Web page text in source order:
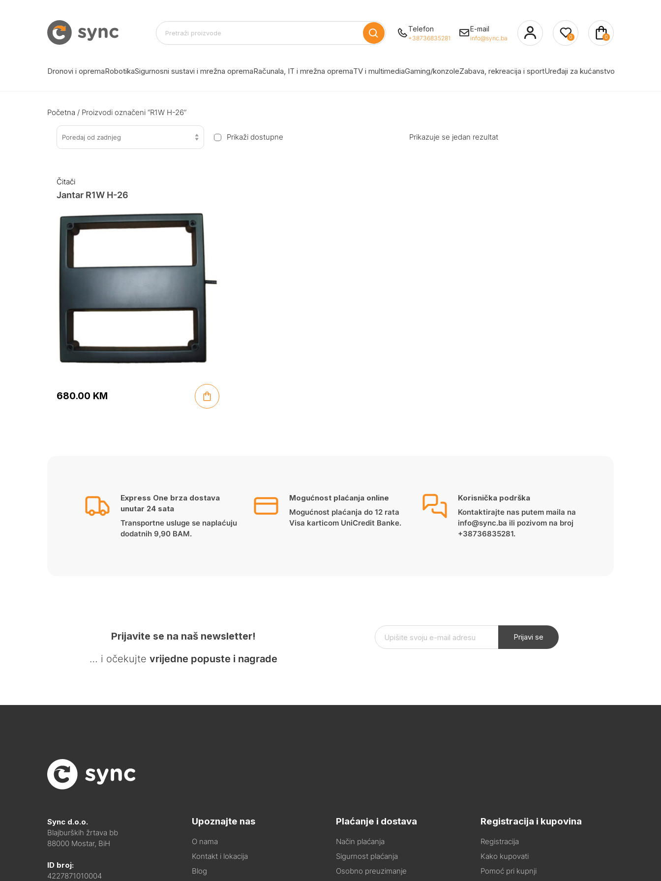
Telefon
+38736835281
E-mail
info@sync.ba 0 0
Dronovi i opremaRobotikaSigurnosni sustavi i mrežna opremaRačunala, IT i mrežna opremaTV i multimediaGaming/konzoleZabava, rekreacija i sportUređaji za kućanstvo
Početna / Proizvodi označeni “R1W H-26”
Poredaj od zadnjeg Prikaži dostupne Prikazuje se jedan rezultat
Čitači
Jantar R1W H-26
680.00 KM
Express One brza dostava
unutar 24 sata
Transportne usluge se naplaćuju
dodatnih 9,90 BAM.
Mogućnost plaćanja online
Mogućnost plaćanja do 12 rata
Visa karticom UniCredit Banke.
Korisnička podrška
Kontaktirajte nas putem maila na
info@sync.ba ili pozivom na broj
+38736835281.
Prijavite se na naš newsletter!
… i očekujte vrijedne popuste i nagrade
Prijavi se
Sync d.o.o.
Blajburških žrtava bb
88000 Mostar, BiH
ID broj:
4227871010004
Upoznajte nas
O nama
Kontakt i lokacija
Blog
Plaćanje i dostava
Način plaćanja
Sigurnost plaćanja
Osobno preuzimanje
Registracija i kupovina
Registracija
Kako kupovati
Pomoć pri kupnji